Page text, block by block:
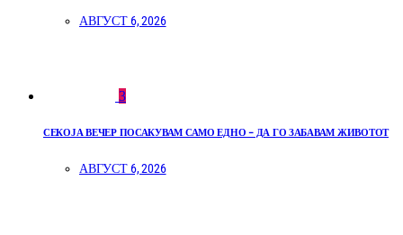
АВГУСТ 6, 2026
3
СЕКОЈА ВЕЧЕР ПОСАКУВАМ САМО ЕДНО – ДА ГО ЗАБАВАМ ЖИВОТОТ
АВГУСТ 6, 2026